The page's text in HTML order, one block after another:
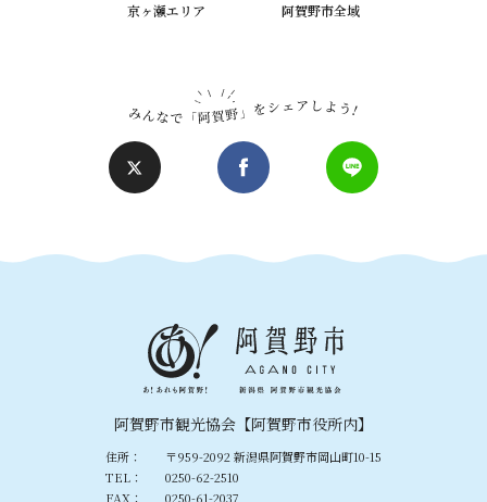
京ヶ瀬エリア 阿賀野市全域
阿賀野市観光協会【阿賀野市役所内】
住所：
〒959-2092 新潟県阿賀野市岡山町10-15
TEL：
0250-62-2510
FAX：
0250-61-2037